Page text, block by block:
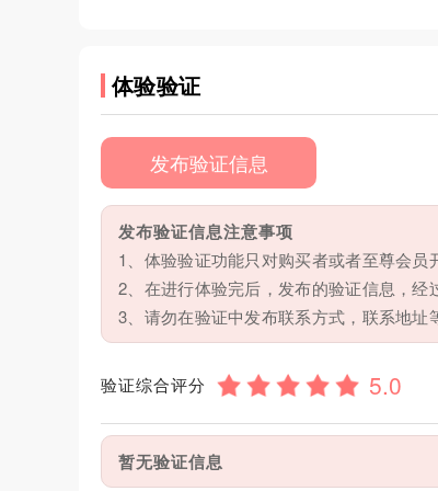
体验验证
发布验证信息
发布验证信息注意事项
1、体验验证功能只对购买者或者至尊会员
2、在进行体验完后，发布的验证信息，经
3、请勿在验证中发布联系方式，联系地址
验证综合评分
暂无验证信息